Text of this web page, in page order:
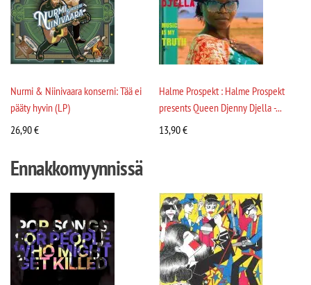
Nurmi & Niinivaara konserni: Tää ei
pääty hyvin (LP)
26,90€
Halme Prospekt : Halme Prospekt
presents Queen Djenny Djella -...
13,90€
Ennakkomyynnissä